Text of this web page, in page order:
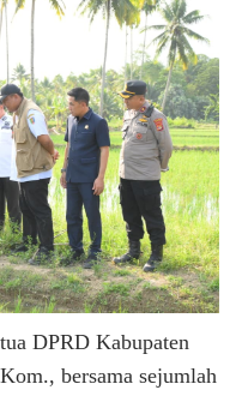
DPRD Kabupaten
bersama sejumlah